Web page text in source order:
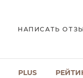
НАПИСАТЬ
PLUS